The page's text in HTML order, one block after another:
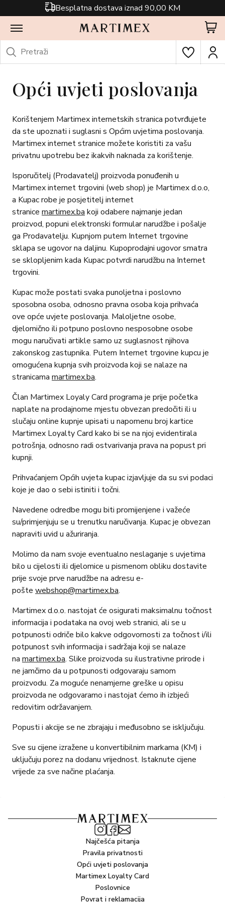
Besplatna dostava iznad 90,00 KM
Opći uvjeti poslovanja
Korištenjem Martimex internetskih stranica potvrđujete
da ste upoznati i suglasni s Općim uvjetima poslovanja.
Martimex internet stranice možete koristiti za vašu
privatnu upotrebu bez ikakvih naknada za korištenje.
Isporučitelj (Prodavatelj) proizvoda ponuđenih u
Martimex internet trgovini (web shop) je Martimex d.o.o,
a Kupac robe je posjetitelj internet
stranice martimex.ba koji odabere najmanje jedan
proizvod, popuni elektronski formular narudžbe i pošalje
ga Prodavatelju. Kupnjom putem Internet trgovine
sklapa se ugovor na daljinu. Kupoprodajni ugovor smatra
se sklopljenim kada Kupac potvrdi narudžbu na Internet
trgovini.
Kupac može postati svaka punoljetna i poslovno
sposobna osoba, odnosno pravna osoba koja prihvaća
ove opće uvjete poslovanja. Maloljetne osobe,
djelomično ili potpuno poslovno nesposobne osobe
mogu naručivati artikle samo uz suglasnost njihova
zakonskog zastupnika. Putem Internet trgovine kupcu je
omogućena kupnja svih proizvoda koji se nalaze na
stranicama martimex.ba.
Član Martimex Loyaly Card programa je prije početka
naplate na prodajnome mjestu obvezan predočiti ili u
slučaju online kupnje upisati u napomenu broj kartice
Martimex Loyalty Card kako bi se na njoj evidentirala
potrošnja, odnosno radi ostvarivanja prava na popust pri
kupnji.
Prihvaćanjem Općih uvjeta kupac izjavljuje da su svi podaci
koje je dao o sebi istiniti i točni.
Navedene odredbe mogu biti promijenjene i važeće
su/primjenjuju se u trenutku naručivanja. Kupac je obvezan
napraviti uvid u ažuriranja.
Molimo da nam svoje eventualno neslaganje s uvjetima
bilo u cijelosti ili djelomice u pismenom obliku dostavite
prije svoje prve narudžbe na adresu e-
pošte webshop@martimex.ba.
Martimex d.o.o. nastojat će osigurati maksimalnu točnost
informacija i podataka na ovoj web stranici, ali se u
potpunosti odriče bilo kakve odgovornosti za točnost i/ili
potpunost svih informacija i sadržaja koji se nalaze
na martimex.ba. Slike proizvoda su ilustrativne prirode i
ne jamčimo da u potpunosti odgovaraju samom
proizvodu. Za moguće nenamjerne greške u opisu
proizvoda ne odgovaramo i nastojat ćemo ih izbjeći
redovitim održavanjem.
Popusti i akcije se ne zbrajaju i međusobno se isključuju.
Sve su cijene izražene u konvertibilnim markama (KM) i
uključuju porez na dodanu vrijednost. Istaknute cijene
vrijede za sve načine plaćanja.
Najčešća pitanja
Pravila privatnosti
Opći uvjeti poslovanja
Martimex Loyalty Card
Poslovnice
Povrat i reklamacija